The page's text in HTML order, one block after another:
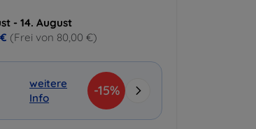
- 14. August
(Frei von 80,00 €)
weitere
Info
-15%